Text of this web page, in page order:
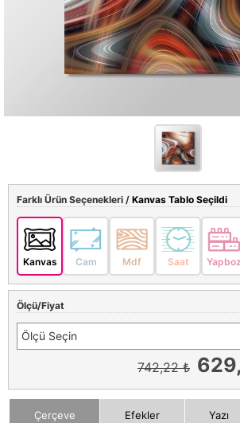
Farklı Ürün Seçenekleri / Kanvas Tablo Seçildi
Kanvas Cam Mdf Saat Yapboz
Ölçü/Fiyat
Ölçü Seçin
742,22 ₺
Çerçeve Efekler Yazı